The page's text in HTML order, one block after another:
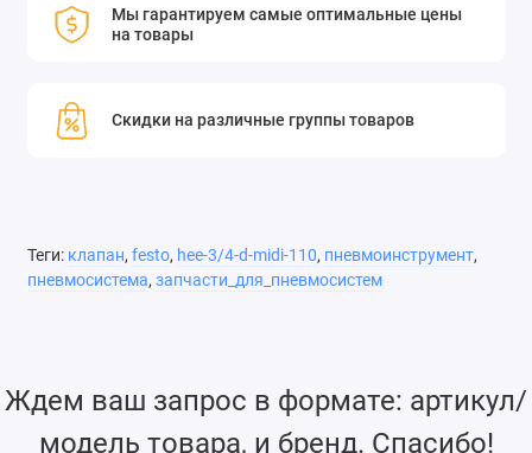
Мы гарантируем самые оптимальные цены
на товары
Скидки на различные группы товаров
Теги: клапан, festo, hee-3/4-d-midi-110, пневмоинструмент,
пневмосистема, запчасти_для_пневмосистем
Ждем ваш запрос в формате: артикул/
модель товара, и бренд. Спасибо!